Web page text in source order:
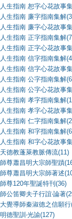
人生指南 恕字心花故事
人生指南 廉字指南集解
人生指南 廉字心花故事
人生指南 正字指南集解
人生指南 正字心花故事
人生指南 信字指南集解
人生指南 信字心花故事
人生指南 公字指南集解
人生指南 公字心花故事
人生指南 孝字指南集解
人生指南 孝字心花故事
人生指南 仁字指南集解
人生指南 和字指南集解
人生指南 和字心花故事
天德教蓬萊教脈傳流(11)
師尊蕭昌明大宗師聖蹟
師尊蕭昌明大宗師著述
師尊120年聖誕特刊(36)
師公笛卿夫子行誼‧論著
大覺導師秦淑德之信願行
明德聖訓‧光諭(127)